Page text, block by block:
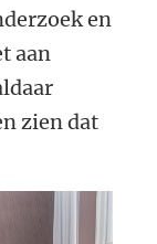
en
aan
zien dat